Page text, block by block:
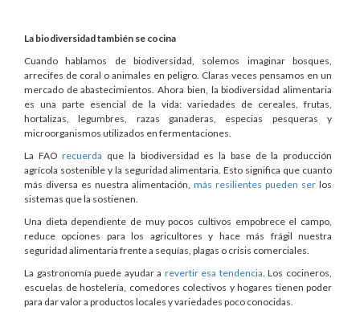
La biodiversidad también se cocina
Cuando hablamos de biodiversidad, solemos imaginar bosques,
arrecifes de coral o animales en peligro. Claras veces pensamos en un
mercado de abastecimientos. Ahora bien, la biodiversidad alimentaria
es una parte esencial de la vida: variedades de cereales, frutas,
hortalizas, legumbres, razas ganaderas, especias pesqueras y
microorganismos utilizados en fermentaciones.
La FAOrecuerda que la biodiversidad es la base de la producción
agrícola sostenible y la seguridad alimentaria. Esto significa que cuanto
más diversa es nuestra alimentación, más resilientes pueden ser los
sistemas que la sostienen.
Una dieta dependiente de muy pocos cultivos empobrece el campo,
reduce opciones para los agricultores y hace más frágil nuestra
seguridad alimentaria frente a sequías, plagas o crisis comerciales.
La gastronomía puede ayudar a revertir esa tendencia . Los cocineros,
escuelas de hostelería, comedores colectivos y hogares tienen poder
para dar valor a productos locales y variedades poco conocidas.